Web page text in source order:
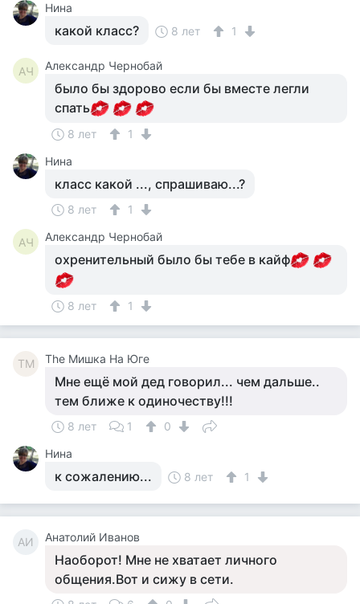
Нина
какой класс? 8 лет 1
АЧ Александр Чернобай
было бы здорово если бы вместе легли
спать
8 лет
1
Нина
класс какой ..., спрашиваю...?
8 лет 1
АЧ Александр Чернобай
охренительный было бы тебе в кайф
8 лет 1
TМ The Мишка На Юге
Мне ещё мой дед говорил... чем дальше..
тем ближе к одиночеству!!!
8 лет 1
0
Нина
к сожалению... 8 лет 1
АИ Анатолий Иванов
Наоборот! Мне не хватает личного
общения.Вот и сижу в сети.